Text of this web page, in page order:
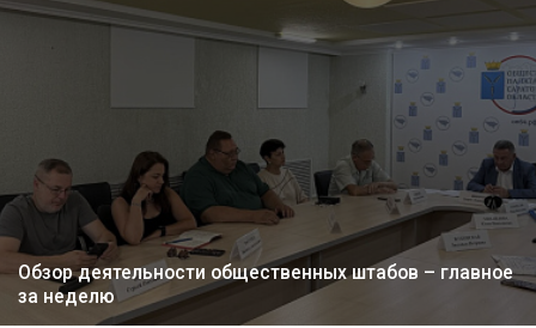
Обзор деятельности общественных штабов – главное
за неделю